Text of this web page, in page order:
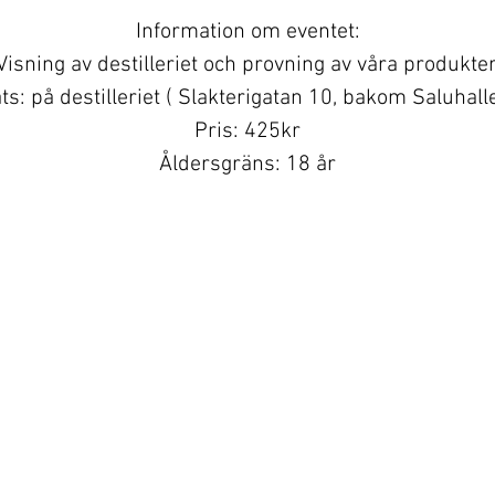
Information om eventet:
av destilleriet och provning av våra
på destilleriet ( Slakterigatan 10, bakom
Pris: 425kr
Åldersgräns: 18 år